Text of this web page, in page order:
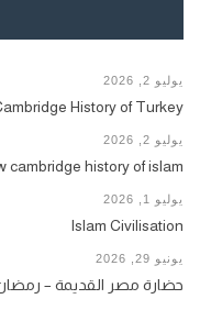
يوليو 2, 2026
History of Turkey
يوليو 2, 2026
cambridge history of islam
يوليو 1, 2026
Islam Civilisation
يونيو 29, 2026
حضارة مصر القديمة –